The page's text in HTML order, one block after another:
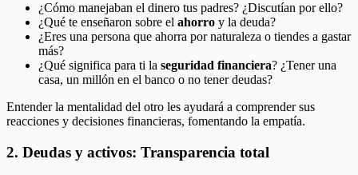
¿Cómo manejaban el dinero tus padres? ¿Discutían por ello?
¿Qué te enseñaron sobre el ahorro y la deuda?
¿Eres una persona que ahorra por naturaleza o tiendes a gastar
más?
¿Qué significa para ti la seguridad financiera? ¿Tener una
casa, un millón en el banco o no tener deudas?
Entender la mentalidad del otro les ayudará a comprender sus
reacciones y decisiones financieras, fomentando la empatía.
2. Deudas y activos: Transparencia total